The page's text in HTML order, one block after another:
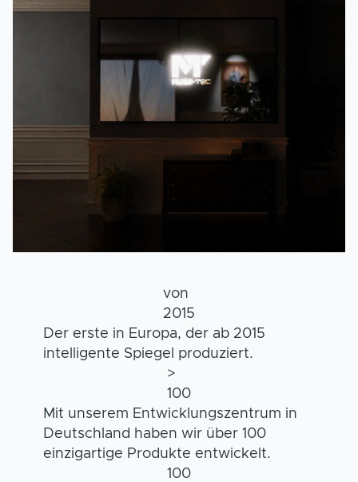
von
2015
Der erste in Europa, der ab 2015
intelligente Spiegel produziert.
>
100
Mit unserem Entwicklungszentrum in
Deutschland haben wir über 100
einzigartige Produkte entwickelt.
100